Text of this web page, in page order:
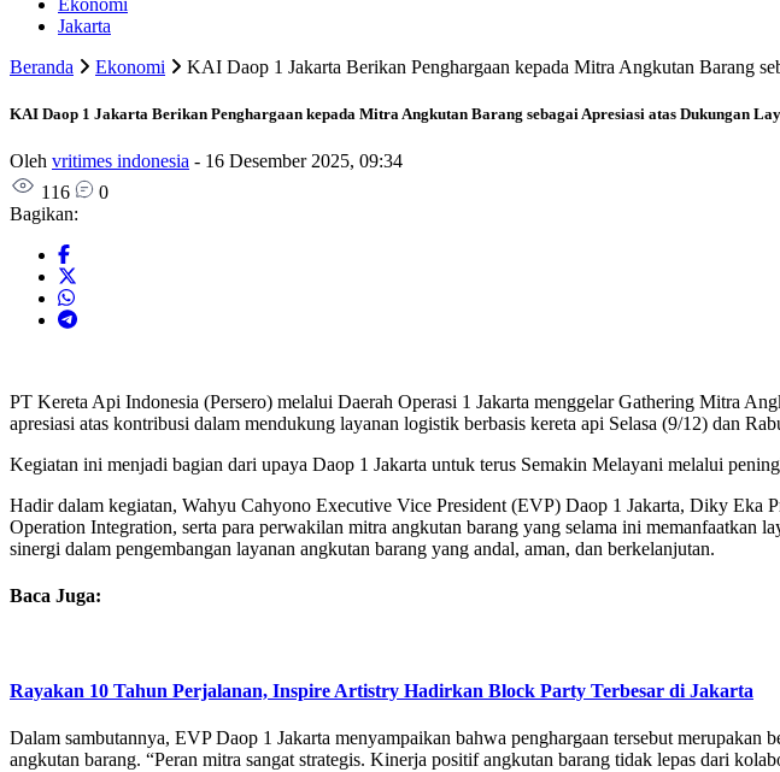
Jakarta
Beranda
Ekonomi KAI Daop 1 Jakarta Berikan Penghargaan kepada Mitra Angkutan Barang
KAI Daop 1 Jakarta Berikan Penghargaan kepada Mitra Angkutan Barang sebagai Apresiasi atas Dukungan
Oleh vritimes indonesia - 16 Desember 2025, 09:34
116
0
Bagikan:
PT Kereta Api Indonesia (Persero) melalui Daerah Operasi 1 Jakarta menggelar Gathering Mitra
apresiasi atas kontribusi dalam mendukung layanan logistik berbasis kereta api Selasa (9/12) dan
Kegiatan ini menjadi bagian dari upaya Daop 1 Jakarta untuk terus Semakin Melayani melalui
Hadir dalam kegiatan, Wahyu Cahyono Executive Vice President (EVP) Daop 1 Jakarta, Diky Eka
Operation Integration, serta para perwakilan mitra angkutan barang yang selama ini memanfaatkan
sinergi dalam pengembangan layanan angkutan barang yang andal, aman, dan berkelanjutan.
Baca Juga:
Rayakan 10 Tahun Perjalanan, Inspire Artistry Hadirkan Block Party Terbesar di Jakarta
Dalam sambutannya, EVP Daop 1 Jakarta menyampaikan bahwa penghargaan tersebut
angkutan barang. “Peran mitra sangat strategis. Kinerja positif angkutan barang tidak lepas dari